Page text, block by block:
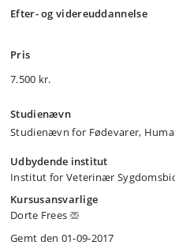
Efter- og videreuddannelse
Pris
7.500 kr.
Studienævn
Studienævn for Fødevarer,
Udbydende institut
Institut for Veterinær
Kursusansvarlige
Dorte Frees
Gemt den 01-09-2017